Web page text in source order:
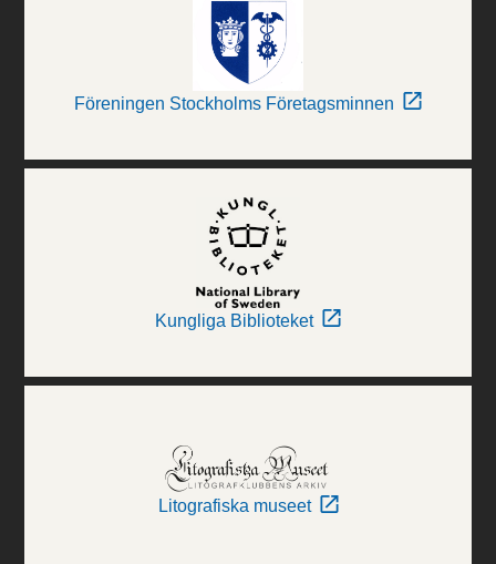
Föreningen Stockholms Företagsminnen
Kungliga Biblioteket
Litografiska museet